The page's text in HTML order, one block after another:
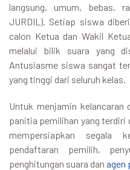
langsung, umum, bebas,
JURDIL). Setiap siswa
calon Ketua dan Wakil
melalui bilik suara yang
Antusiasme siswa sangat
yang tinggi dari seluruh kelas.
Untuk menjamin
panitia pemilihan yang terdiri
mempersiapkan segala
pendaftaran pemilih,
penghitungan suara dan agen